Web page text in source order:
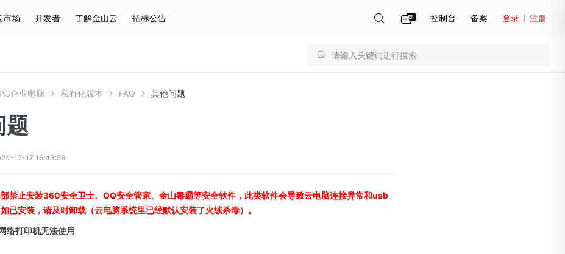
市场 开发者 了解金山云 招标公告 控制台 备案 登录 注册
企业电脑 私有化版本 FAQ 其他问题
题
12-17 16:43:59
禁止安装360安全卫士、QQ安全管家、金山毒霸等安全软件，此类软件会导致云电脑连接异常和usb
已安装，请及时卸载（云电脑系统里已经默认安装了火绒杀毒）。
络打印机无法使用